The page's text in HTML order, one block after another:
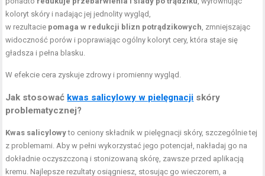
koloryt skóry i nadając jej jednolity wygląd,
w rezultacie pomaga w redukcji blizn potrądzikowych , zmniejszając
widoczność porów i poprawiając ogólny koloryt cery, która staje się
gładsza i pełna blasku.
W efekcie cera zyskuje zdrowy i promienny wygląd.
Jak stosować kwas salicylowy w pielęgnacji skóry
problematycznej?
Kwas salicylowyto ceniony składnik w pielęgnacji skóry, szczególnie tej
z problemami. Aby w pełni wykorzystać jego potencjał, nakładaj go na
dokładnie oczyszczoną i stonizowaną skórę, zawsze przed aplikacją
kremu. Najlepsze rezultaty osiągniesz, stosując go wieczorem, a